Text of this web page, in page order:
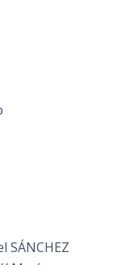
SÁNCHEZ